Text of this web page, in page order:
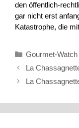
den öffentlich-
gar nicht erst
Katastrophe, die
Kategorien
Gourmet-Watch
La
La